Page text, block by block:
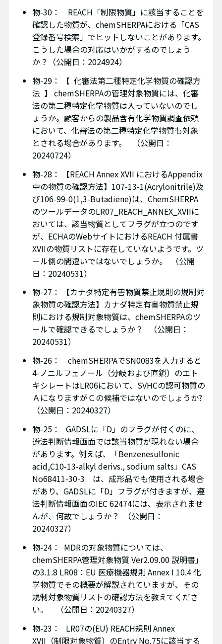
物-30： REACH「制限物質」に該当することを
確認した物質が、chemSHERPAにおける「CAS
登録番号検索」でヒットしないことがあります。
こうした場合の対応はいかがするのでしょう
か？（公開日：2024924）
物-29： 【 化審法第二種特定化学物質の確認方
法 】 chemSHERPAの管理対象物質には、化審
法の第二種特定化学物質は入っていないのでし
ょうか。顧客からの製品含有化学物質調査依頼
において、化審法の第二種特定化学物質も対象
とされる場合があります。 （公開日：
20240724）
物-28： 【REACH Annex XVII におけるAppendix
中の物質の確認方法】107-13-1(Acrylonitrile)及
び106-99-0(1,3-Butadiene)は、ChemSHERPA
のツールデータのLR07_REACH_ANNEX_XVIIに
おいては、該当物質としてフラグが立つのです
が、ECHAのWebサイトにおけるREACH 付属書
XVIIの物質リストに存在していないようです。ツ
ール側の間違いではないでしょうか。 （公開
日：20240531）
物-27： 【カナダ特定有害物質禁止規則の規制対
象物質の確認方法】カナダ特定有害物質禁止規
則における規制対象物質は、chemSHERPAのツ
ールで確認できるでしょうか？ （公開日：
20240531）
物-26： chemSHERPAでSN0083を入力すると
4-ノニルフェノール（分岐および直鎖）のエト
キシレートはLR06において、SVHCの認可物質の
ＡになりますがＣの候補ではないのでしょうか?
（公開日：20240327）
物-25： GADSLに「D」のフラグが付くのに、
遵法判断情報画面では該当物質が現れない場合
があります。例えば、「Benzenesulfonic
acid,C10-13-alkyl derivs., sodium salts」CAS
No68411-30-3 は、成形品でも使用される場合
があり、GADSLに「D」フラグが付きますが、遵
法判断情報画面のIEC 62474には、表示されませ
んが、何故でしょうか？ （公開日：
20240327）
物-24： MDRの対象物質については、
chemSHERPA管理対象物質 Ver2.09.00 説明書」
の3.1.8 LR08：EU 医療機器規則 Annex I 10.4 化
学物質でその概要が解説されていますが、その
規制対象物質リストの確認方法を教えてくださ
い。 （公開日：20240327）
物-23： LR07の(EU) REACH規則 Annex
XVII（制限対象物質）のEntry No.75に該当する